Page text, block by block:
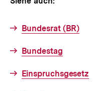
Bundesrat (BR)
Bundestag
Einspruchsgesetz